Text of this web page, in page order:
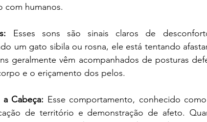
com humanos.
Esses sons são sinais claros de
um gato sibila ou rosna, ele está tentando
geralmente vêm acompanhados de posturas
e o eriçamento dos pelos.
Cabeça: Esse comportamento, conhecido
de território e demonstração de afeto.